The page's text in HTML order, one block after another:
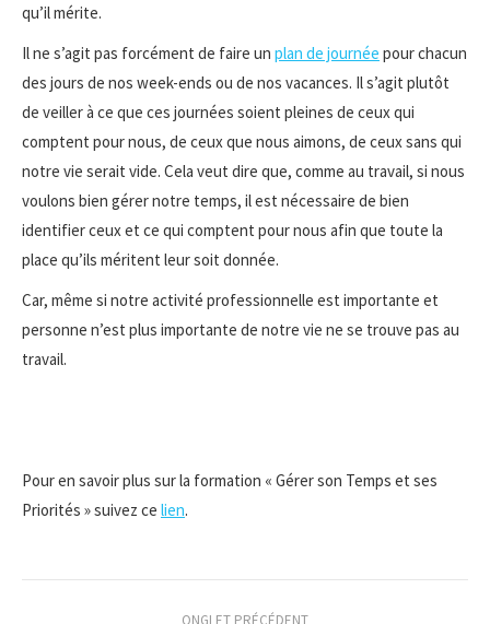
qu’il mérite.
Il ne s’agit pas forcément de faire un plan de journée pour chacun
des jours de nos week-ends ou de nos vacances. Il s’agit plutôt
de veiller à ce que ces journées soient pleines de ceux qui
comptent pour nous, de ceux que nous aimons, de ceux sans qui
notre vie serait vide. Cela veut dire que, comme au travail, si nous
voulons bien gérer notre temps, il est nécessaire de bien
identifier ceux et ce qui comptent pour nous afin que toute la
place qu’ils méritent leur soit donnée.
Car, même si notre activité professionnelle est importante et
personne n’est plus importante de notre vie ne se trouve pas au
travail.
Pour en savoir plus sur la formation « Gérer son Temps et ses
Priorités » suivez ce lien.
ONGLET PRÉCÉDENT